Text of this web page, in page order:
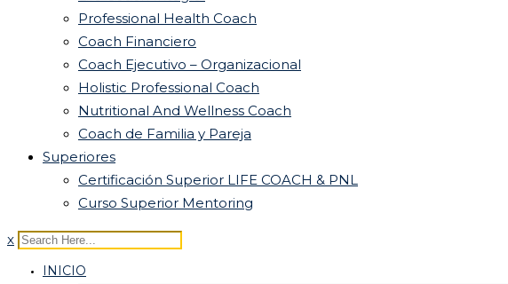
Professional Health Coach
Coach Financiero
Coach Ejecutivo – Organizacional
Holistic Professional Coach
Nutritional And Wellness Coach
Coach de Familia y Pareja
Superiores
Certificación Superior LIFE COACH & PNL
Curso Superior Mentoring
x
INICIO